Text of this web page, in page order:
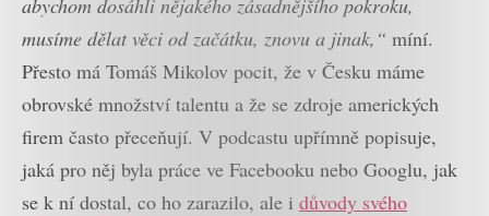
musíme dělat věci od začátku, znovu a jinak,“ míní.
Přesto má Tomáš Mikolov pocit, že v Česku máme
obrovské množství talentu a že se zdroje amerických
firem často přeceňují. V podcastu upřímně popisuje,
jaká pro něj byla práce ve Facebooku nebo Googlu, jak
se k ní dostal, co ho zarazilo, ale i důvody svého